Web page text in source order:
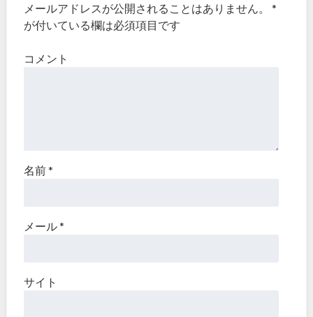
メールアドレスが公開されることはありません。
*
が付いている欄は必須項目です
コメント
名前*
メール*
サイト